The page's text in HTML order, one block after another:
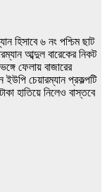
হিসাবে ৬ নং পশ্চিম ছাট
আব্দুল বারেকের নিকট
ফেলায় বাজারের
ইউপি চেয়ারম্যান প্রকল্পটি
হাতিয়ে নিলেও বাস্তবে